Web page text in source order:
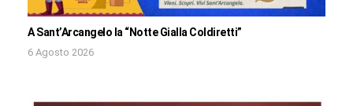
A Sant’Arcangelo la “Notte Gialla Coldiretti”
6 Agosto 2026